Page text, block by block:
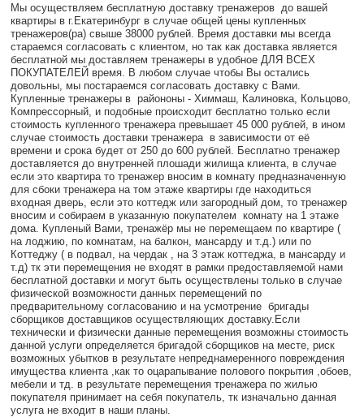
Мы осуществляем бесплатную доставку тренажеров до вашей
квартиры в г.Екатеринбург в случае общей цены купленных
тренажеров(ра) свыше 38000 рублей. Время доставки мы всегда
стараемся согласовать с клиентом, но так как доставка является
бесплатной мы доставляем тренажеры в удобное ДЛЯ ВСЕХ
ПОКУПАТЕЛЕЙ время. В любом случае чтобы Вы остались
довольны, мы постараемся согласовать доставку с Вами.
Купленные тренажеры в райононы - Химмаш, Калиновка, Кольцово,
Компрессорный, и подобные происходит бесплатно только если
стоимость купленного тренажера превышает 45 000 рублей, в ином
случае стоимость доставки тренажера в зависимости от её
времени и срока будет от 250 до 600 рублей. Бесплатно тренажер
доставляется до внутренней плошади жилища клиента, в случае
если это квартира то тренажер вносим в комнату предназначенную
для сбоки тренажера на том этаже квартиры где находиться
входная дверь, если это коттедж или загородный дом, то тренажер
вносим и собираем в указанную покупателем комнату на 1 этаже
дома. Купленый Вами, тренажёр мы не перемещаем по квартире (
на лоджию, по комнатам, на балкон, мансарду и т.д.) или по
Коттеджу ( в подвал, на чердак ,
на 3 этаж коттеджа, в мансарду и
т.д) тк эти перемещения не входят в рамки предоставляемой нами
бесплатной доставки и могут быть осуществлены только в случае
физической возможности данных перемещений по
предварительному согласованию и на усмотрение бригады
сборщиков доставщиков осуществляющих доставку.Если
технически и физически данные перемещения возможны стоимость
данной услуги определяется бригадой сборщиков на месте, риск
возможных убытков в результате непреднамеренного повреждения
имущества клиента ,как то оцарапывание полового покрытия ,обоев,
мебели и тд. в результате перемещения тренажера по жилью
покупателя принимает на себя покупатель, тк изначально данная
услуга не входит в наши планы.